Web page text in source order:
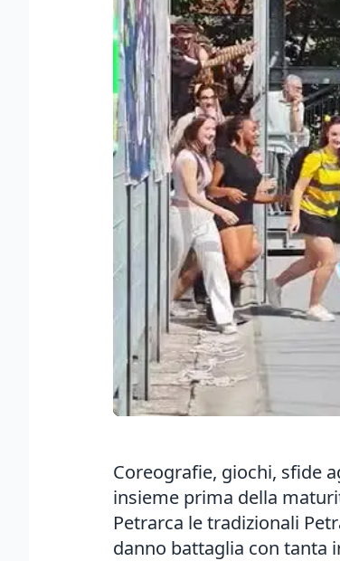
Coreografie, giochi, sfide
insieme prima della
Petrarca le tradizionali
danno battaglia con tanta